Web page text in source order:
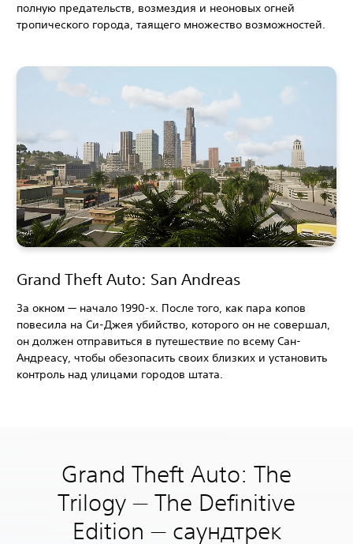
полную предательств, возмездия и неоновых огней
тропического города, таящего множество возможностей.
Grand Theft Auto: San Andreas
За окном — начало 1990-х. После того, как пара копов
повесила на Си-Джея убийство, которого он не совершал,
он должен отправиться в путешествие по всему Сан-
Андреасу, чтобы обезопасить своих близких и установить
контроль над улицами городов штата.
Grand Theft Auto: The
Trilogy — The Definitive
Edition — саундтрек